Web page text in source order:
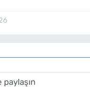
sokaklarındaki
Türkiye'nin tarım
şehirdeki pek
üretilen
coğrafi işaretli
ürün elde edilmiştir.